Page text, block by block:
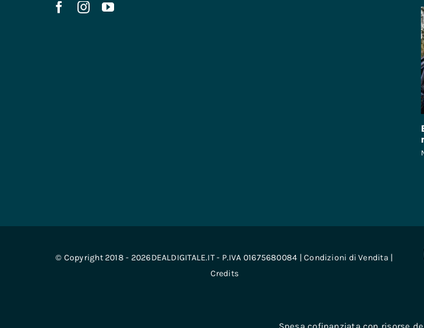
© Copyright 2018 - 2026DEALDIGITALE.IT - P.IVA 01675680084 |Condizioni di Vendita |
Credits